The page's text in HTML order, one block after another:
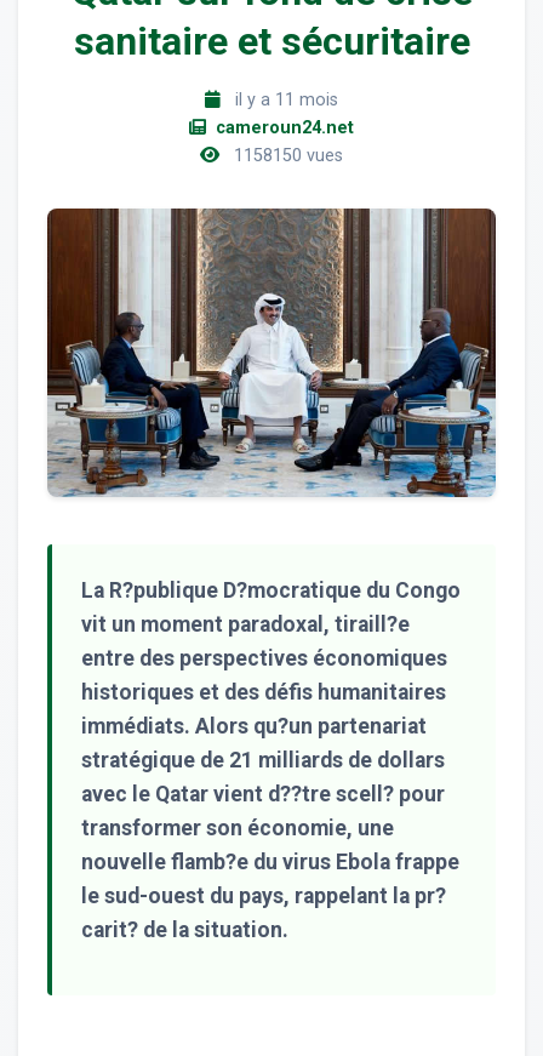
sanitaire et sécuritaire
il y a 11 mois
cameroun24.net
1158150 vues
La R?publique D?mocratique du Congo
vit un moment paradoxal, tiraill?e
entre des perspectives économiques
historiques et des défis humanitaires
immédiats. Alors qu?un partenariat
stratégique de 21 milliards de dollars
avec le Qatar vient d??tre scell? pour
transformer son économie, une
nouvelle flamb?e du virus Ebola frappe
le sud-ouest du pays, rappelant la pr?
carit? de la situation.